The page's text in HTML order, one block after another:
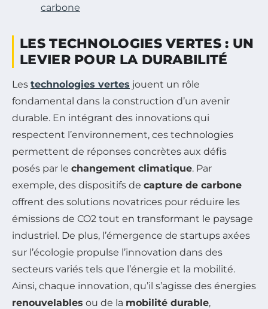
carbone
LES TECHNOLOGIES VERTES : UN
LEVIER POUR LA DURABILITÉ
Les technologies vertes jouent un rôle
fondamental dans la construction d’un avenir
durable. En intégrant des innovations qui
respectent l’environnement, ces technologies
permettent de réponses concrètes aux défis
posés par le changement climatique. Par
exemple, des dispositifs de capture de carbone
offrent des solutions novatrices pour réduire les
émissions de CO2 tout en transformant le paysage
industriel. De plus, l’émergence de startups axées
sur l’écologie propulse l’innovation dans des
secteurs variés tels que l’énergie et la mobilité.
Ainsi, chaque innovation, qu’il s’agisse des énergies
renouvelables ou de la mobilité durable,